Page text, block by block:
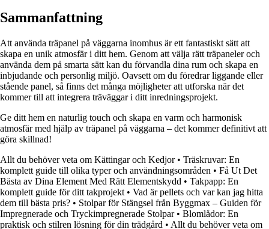
Sammanfattning
Att använda träpanel på väggarna inomhus är ett fantastiskt sätt att
skapa en unik atmosfär i ditt hem. Genom att välja rätt träpaneler och
använda dem på smarta sätt kan du förvandla dina rum och skapa en
inbjudande och personlig miljö. Oavsett om du föredrar liggande eller
stående panel, så finns det många möjligheter att utforska när det
kommer till att integrera träväggar i ditt inredningsprojekt.
Ge ditt hem en naturlig touch och skapa en varm och harmonisk
atmosfär med hjälp av träpanel på väggarna – det kommer definitivt att
göra skillnad!
Allt du behöver veta om Kättingar och Kedjor• Träskruvar: En
komplett guide till olika typer och användningsområden • Få Ut Det
Bästa av Dina Element Med Rätt Elementskydd • Takpapp: En
komplett guide för ditt takprojekt • Vad är pellets och var kan jag hitta
dem till bästa pris? • Stolpar för Stängsel från Byggmax – Guiden för
Impregnerade och Tryckimpregnerade Stolpar• Blomlådor: En
praktisk och stilren lösning för din trädgård • Allt du behöver veta om